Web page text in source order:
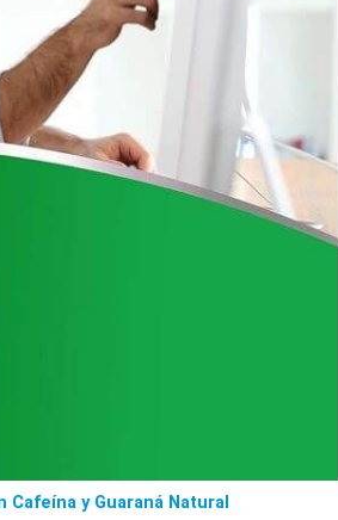
y Guaraná Natural